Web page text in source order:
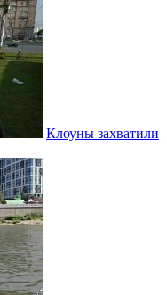
Клоуны захватили